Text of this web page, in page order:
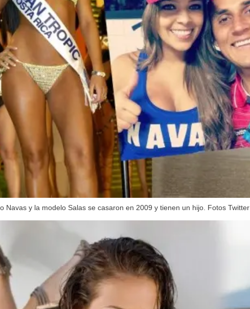
Navas y la modelo Salas se casaron en 2009 y tienen un hijo. Fotos Twitter